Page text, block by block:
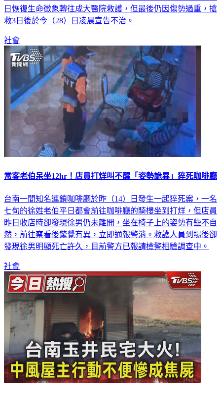
日恢復生命徵象轉往成大醫院救護，但最後仍因傷勢過重，搶
救3日後於今（28）日凌晨宣告不治。
社會
常客老伯呆坐12hr！店員打烊叫不醒「姿勢詭異」猝死咖啡廳
台南一間知名連鎖咖啡廳於昨（14）日發生一起猝死案，一名
七旬的徐姓老伯平日都會前往咖啡廳的騎樓坐到打烊，但店員
昨日收店時卻發現徐男仍未離開，坐在椅子上的姿勢有些不自
然，前往察看後驚覺有異，立即通報警消。救護人員到場後卻
發現徐男明顯死亡許久，目前警方已報請檢警相驗調查中。
社會